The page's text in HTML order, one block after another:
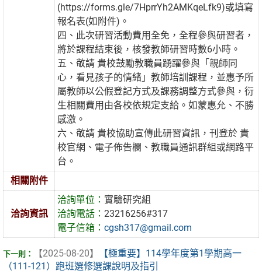
(https://forms.gle/7HprrYh2AMKqeLfk9)或填寫
報名表(如附件)。
四、此次研習活動費用全免，全程參與研習者，
將於課程結束後，核發教師研習時數6小時。
五、敬請 貴校鼓勵教職員踴躍參與「親師同
心，看見孩子的情緒」教師培訓課程，並惠予所
屬教師以公假登記方式及課務調整方式參與，衍
生相關費用由各校依規定支給。如蒙惠允、不勝
感激。
六、敬請 貴校協助宣傳此研習資訊，刊登於 貴
校官網、電子佈告欄、教職員通訊群組或網路平
台。
相關附件
洽詢資訊
洽詢單位：實驗研究組
洽詢電話：23216256#317
電子信箱：cgsh317@gmail.com
【2025-08-20】
【極重要】114學年度第1學期高一
（111-121）跑班選修選課說明及指引